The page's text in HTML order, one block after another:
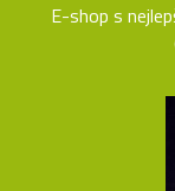
E-shop s